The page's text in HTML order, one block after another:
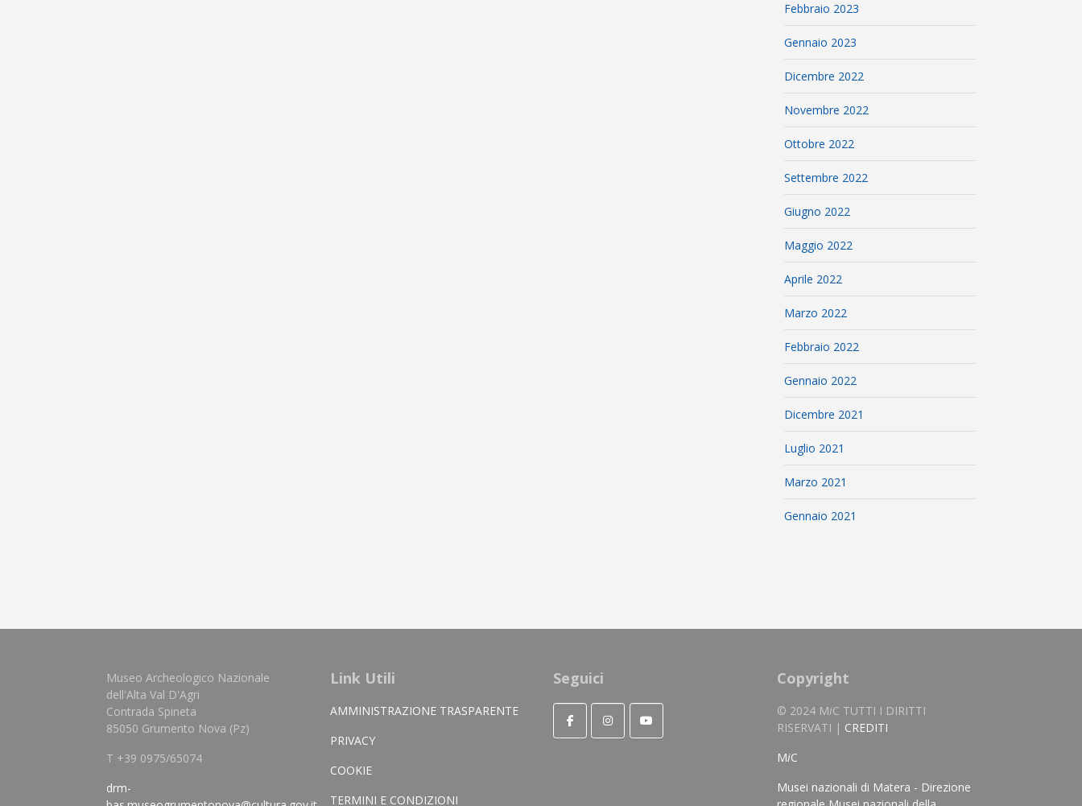
Febbraio 2023
Gennaio 2023
Dicembre 2022
Novembre 2022
Ottobre 2022
Settembre 2022
Giugno 2022
Maggio 2022
Aprile 2022
Marzo 2022
Febbraio 2022
Gennaio 2022
Dicembre 2021
Luglio 2021
Marzo 2021
Gennaio 2021
Museo Archeologico Nazionale
dell'Alta Val D'Agri
Contrada Spineta
85050 Grumento Nova (Pz)
T +39 0975/65074
drm-
Link Utili
AMMINISTRAZIONE TRASPARENTE
PRIVACY
COOKIE
TERMINI E CONDIZIONI
Seguici Copyright
© 2024 MiC TUTTI I DIRITTI
RISERVATI | CREDITI
MiC
Musei nazionali di Matera - Direzione